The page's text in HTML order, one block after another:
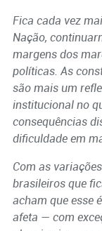
Fica cada vez
Nação,
margens dos
políticas. As
são mais um
institucional no
consequências
dificuldade em
Com as
brasileiros que
acham que esse
afeta — com